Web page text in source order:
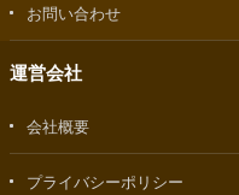
お問い合わせ
運営会社
会社概要
プライバシーポリシー